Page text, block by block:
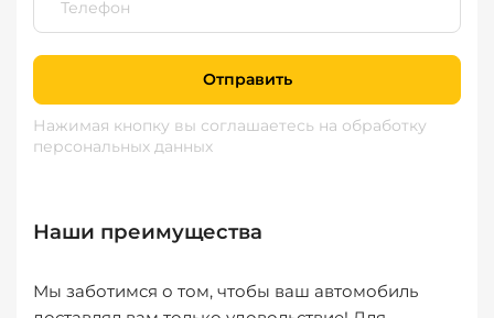
Отправить
Нажимая кнопку вы соглашаетесь на обработку
персональных данных
Наши преимущества
Мы заботимся о том, чтобы ваш автомобиль